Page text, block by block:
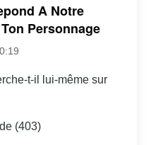
A Notre
Personnage
t-il lui-même sur
(403)